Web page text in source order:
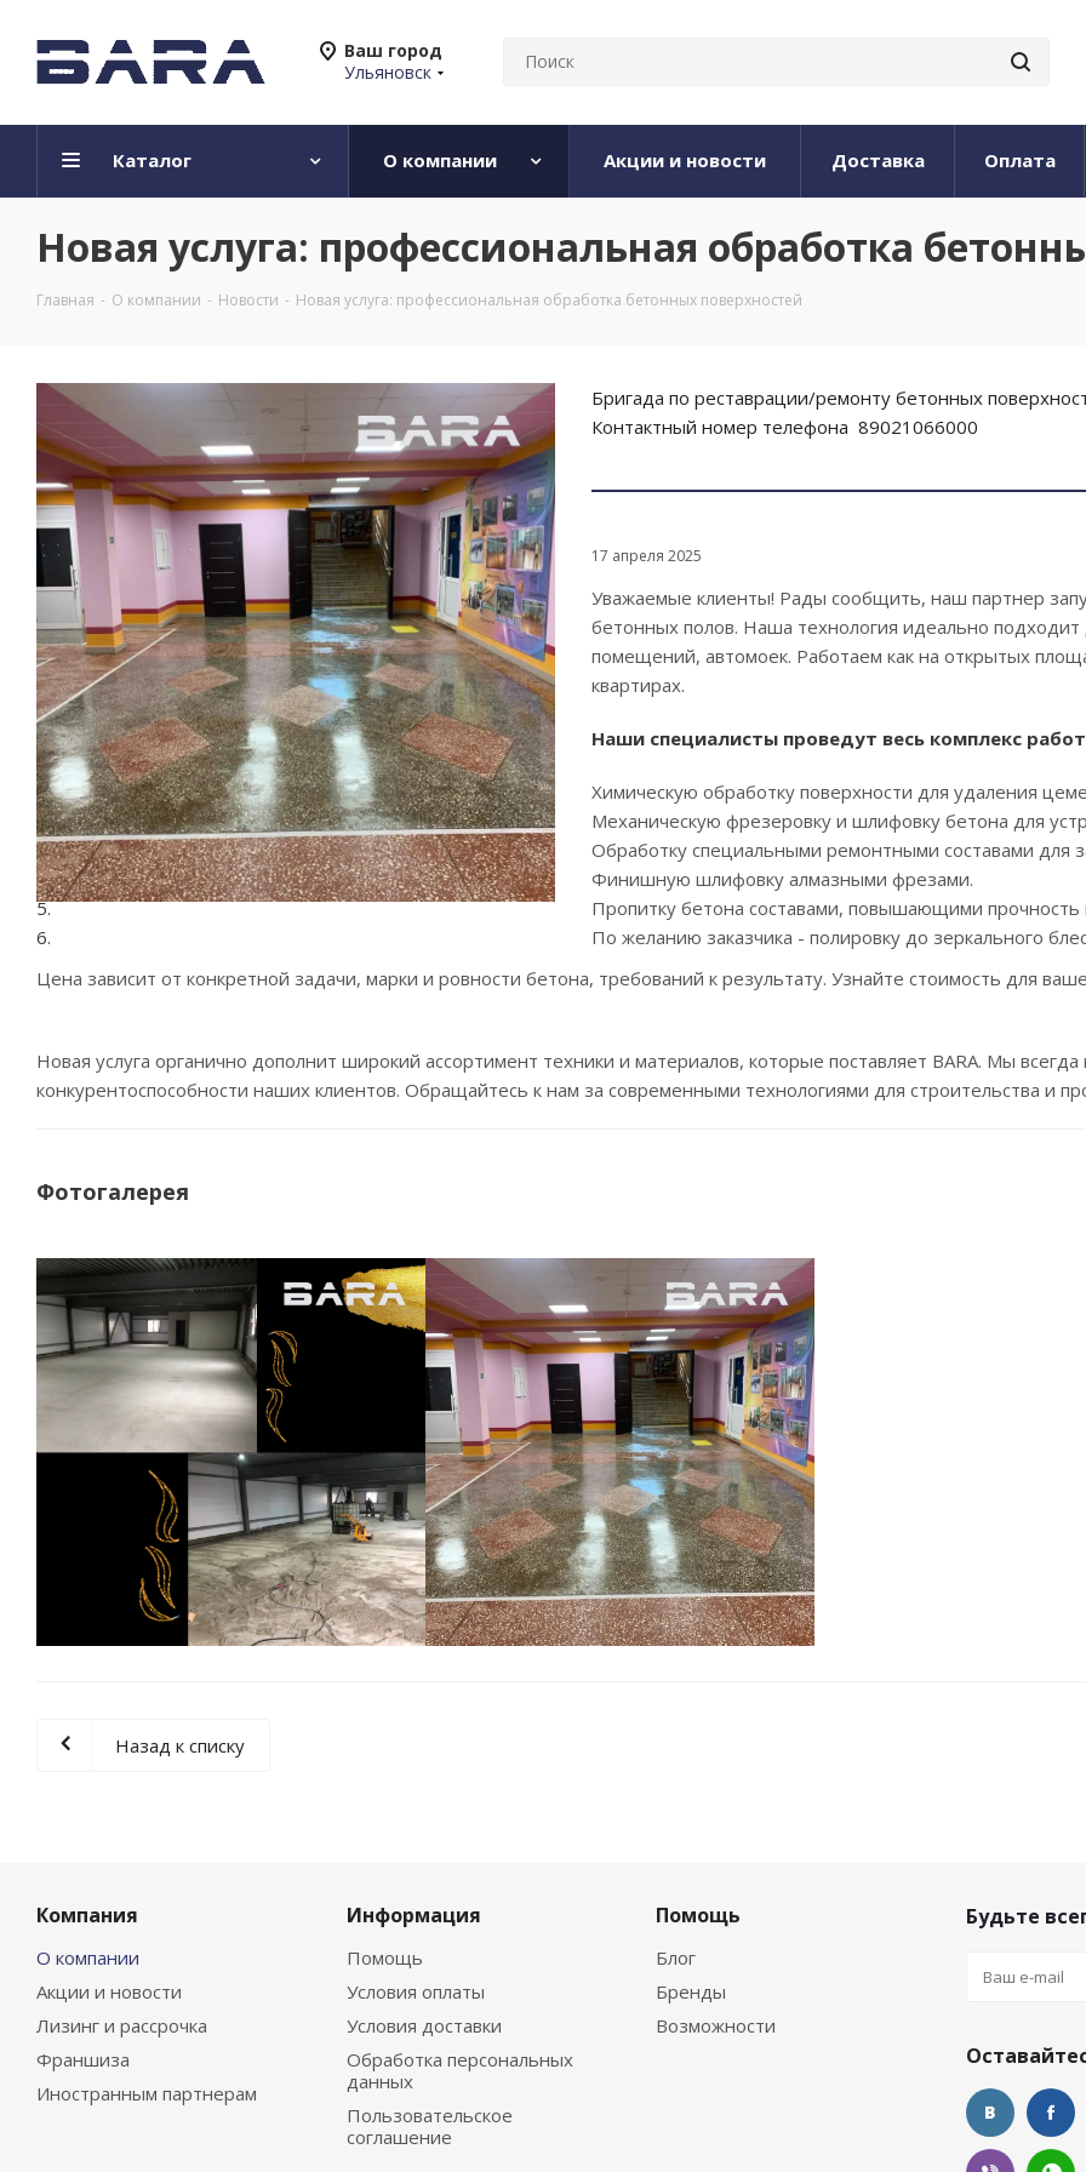
Ваш город
Ульяновск
Каталог О компании Акции и новости Доставка Оплата
Новая услуга: профессиональная обработка
Главная - О компании - Новости - Новая услуга: профессиональная обработка бетонных поверхностей
Бригада по реставрации/ремонту бетонных
Контактный номер телефона 89021066000
17 апреля 2025
Уважаемые клиенты! Рады сообщить, наш партнер
бетонных полов. Наша технология идеально подходит
помещений, автомоек. Работаем как на открытых
квартирах.
Наши специалисты проведут весь комплекс
Химическую обработку поверхности для удаления
Механическую фрезеровку и шлифовку бетона для
Обработку специальными ремонтными составами для
Финишную шлифовку алмазными фрезами.
Пропитку бетона составами, повышающими прочность
По желанию заказчика - полировку до зеркального
Цена зависит от конкретной задачи, марки и ровности бетона, требований к результату. Узнайте стоимость для
Новая услуга органично дополнит широкий ассортимент техники и материалов, которые поставляет BARA. Мы
конкурентоспособности наших клиентов. Обращайтесь к нам за современными технологиями для строительства и
Фотогалерея
Назад к списку
Компания
О компании
Акции и новости
Лизинг и рассрочка
Франшиза
Иностранным партнерам
Информация
Помощь
Условия оплаты
Условия доставки
Обработка персональных
данных
Пользовательское
соглашение
Помощь
Блог
Бренды
Возможности
Будьте